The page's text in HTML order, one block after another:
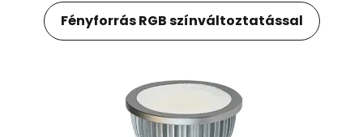
Fényforrás RGB színváltoztatással